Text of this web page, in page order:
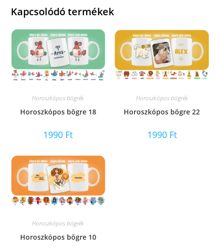
Kapcsolódó termékek
Horoszkópos bögrék
Horoszkópos bögre 18
1990 Ft
Horoszkópos bögrék
Horoszkópos bögre 22
1990 Ft
Horoszkópos bögrék
Horoszkópos bögre 10